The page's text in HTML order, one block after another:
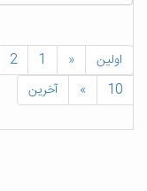
اولین «
1
2
10
» آخرین